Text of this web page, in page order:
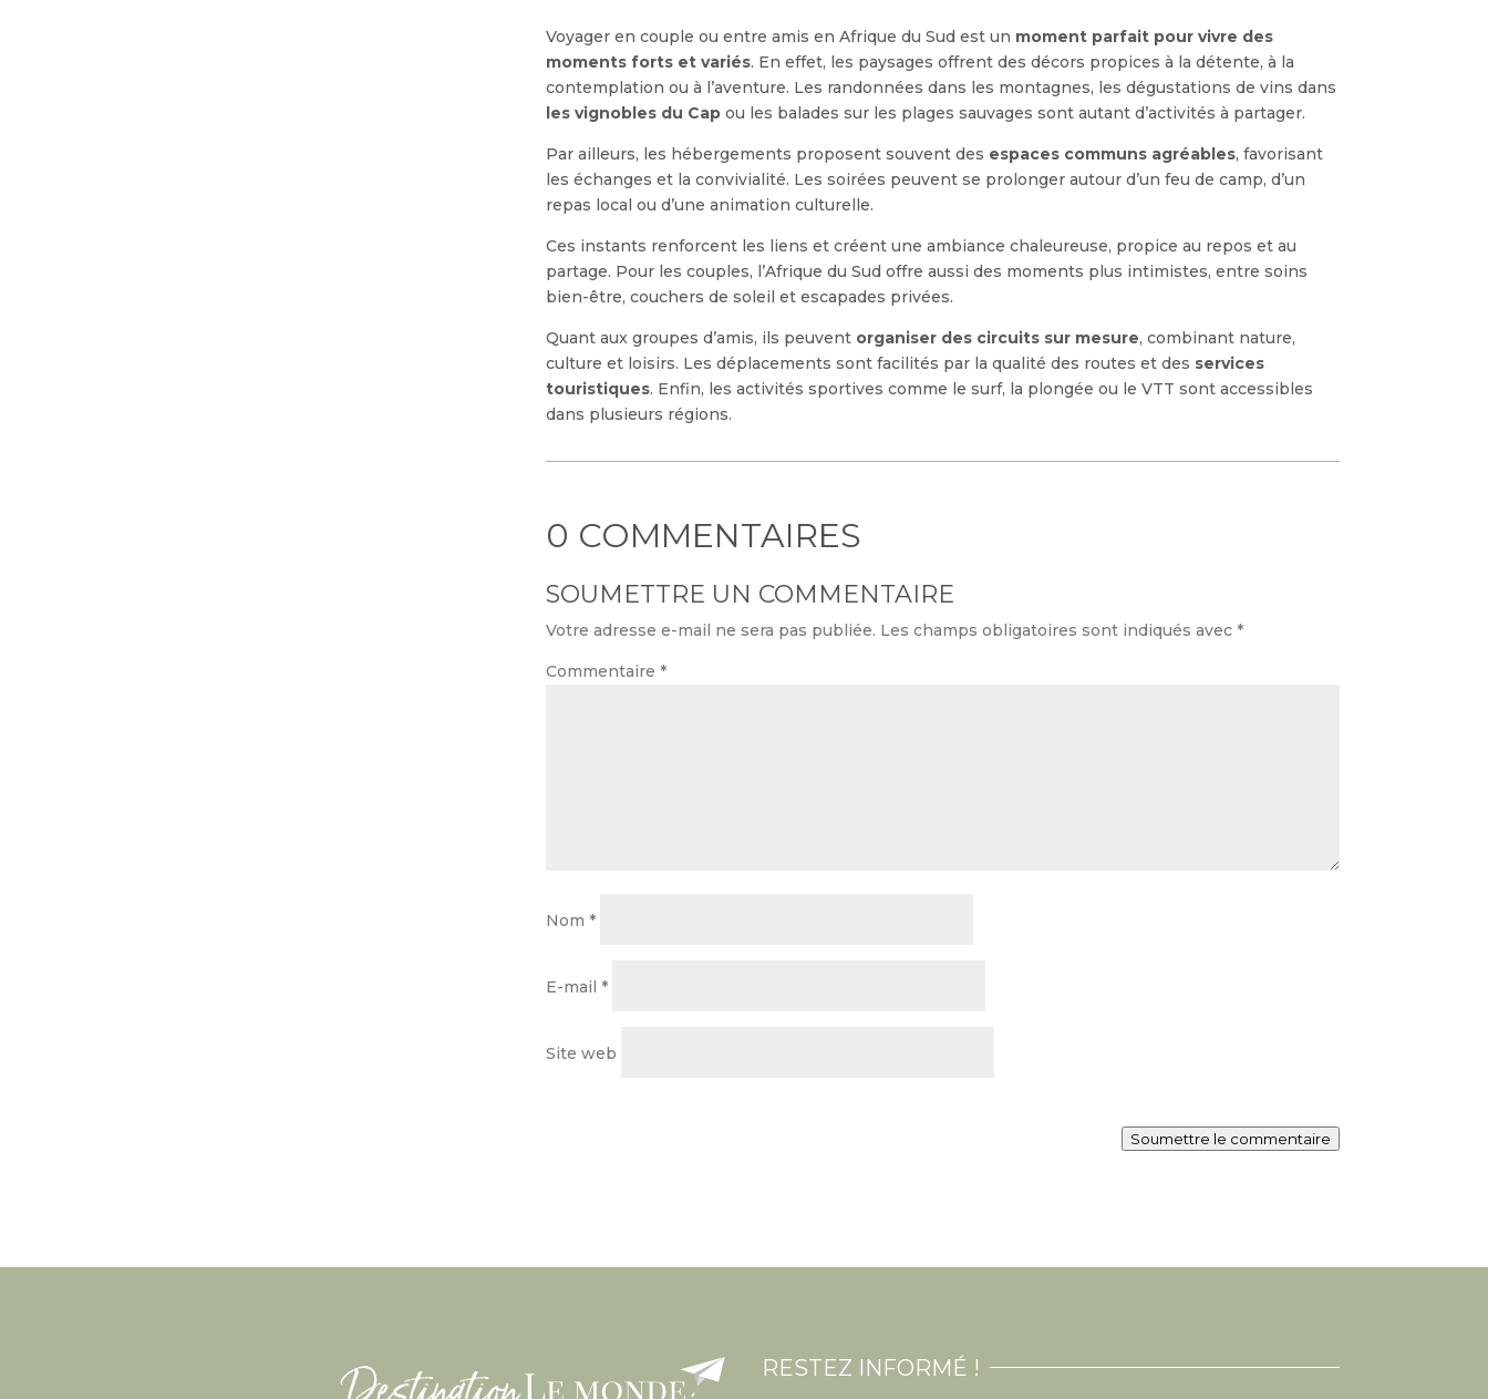
Voyager en couple ou entre amis en Afrique du Sud est un moment parfait pour vivre des
moments forts et variés. En effet, les paysages offrent des décors propices à la détente, à la
contemplation ou à l’aventure. Les randonnées dans les montagnes, les dégustations de vins dans
les vignobles du Capou les balades sur les plages sauvages sont autant d’activités à partager.
Par ailleurs, les hébergements proposent souvent des espaces communs agréables, favorisant
les échanges et la convivialité. Les soirées peuvent se prolonger autour d’un feu de camp, d’un
repas local ou d’une animation culturelle.
Ces instants renforcent les liens et créent une ambiance chaleureuse, propice au repos et au
partage. Pour les couples, l’Afrique du Sud offre aussi des moments plus intimistes, entre soins
bien-être, couchers de soleil et escapades privées.
Quant aux groupes d’amis, ils peuvent organiser des circuits sur mesure, combinant nature,
culture et loisirs. Les déplacements sont facilités par la qualité des routes et des services
touristiques. Enfin, les activités sportives comme le surf, la plongée ou le VTT sont accessibles
dans plusieurs régions.
0 COMMENTAIRES
SOUMETTRE UN COMMENTAIRE
Votre adresse e-mail ne sera pas publiée. Les champs obligatoires sont indiqués avec *
Commentaire *
Nom *
E-mail *
Site web
Soumettre le commentaire
RESTEZ INFORMÉ !